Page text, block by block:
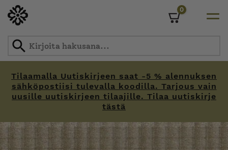
Tilaamalla Uutiskirjeen saat -5 % alennuksen
sähköpostiisi tulevalla koodilla. Tarjous vain
uusille uutiskirjeen tilaajille. Tilaa uutiskirje
tästä
0